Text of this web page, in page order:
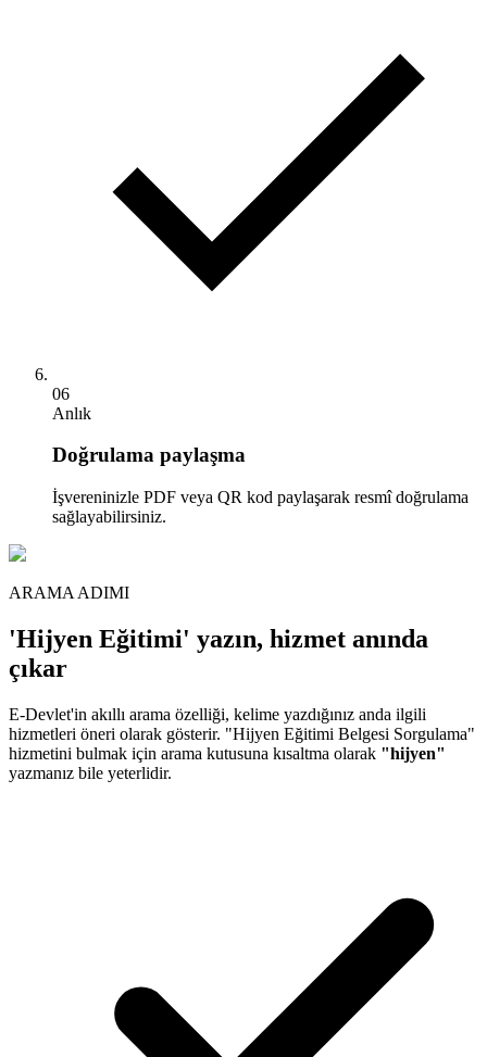
06
Anlık
Doğrulama paylaşma
İşvereninizle PDF veya QR kod paylaşarak resmî doğrulama
sağlayabilirsiniz.
ARAMA ADIMI
'Hijyen Eğitimi' yazın, hizmet anında
çıkar
E-Devlet'in akıllı arama özelliği, kelime yazdığınız anda ilgili
hizmetleri öneri olarak gösterir. "Hijyen Eğitimi Belgesi Sorgulama"
hizmetini bulmak için arama kutusuna kısaltma olarak "hijyen"
yazmanız bile yeterlidir.